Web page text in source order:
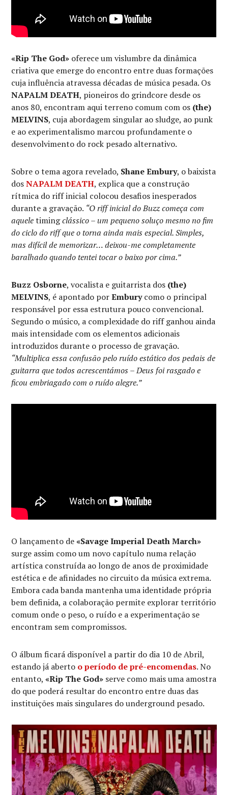
«Rip The God» oferece um vislumbre da dinâmica
criativa que emerge do encontro entre duas formações
cuja influência atravessa décadas de música pesada. Os
NAPALM DEATH, pioneiros do grindcore desde os
anos 80, encontram aqui terreno comum com os (the)
MELVINS, cuja abordagem singular ao sludge, ao punk
e ao experimentalismo marcou profundamente o
desenvolvimento do rock pesado alternativo.
Sobre o tema agora revelado, Shane Embury, o baixista
dosNAPALM DEATH, explica que a construção
rítmica do riff inicial colocou desafios inesperados
durante a gravação. “O riff inicial do Buzz começa com
aqueletimingclássico – um pequeno soluço mesmo no fim
do ciclo do riff que o torna ainda mais especial. Simples,
mas difícil de memorizar… deixou-me completamente
baralhado quando tentei tocar o baixo por cima.”
Buzz Osborne, vocalista e guitarrista dos (the)
MELVINS, é apontado porEmburycomo o principal
responsável por essa estrutura pouco convencional.
Segundo o músico, a complexidade do riff ganhou ainda
mais intensidade com os elementos adicionais
introduzidos durante o processo de gravação.
“Multiplica essa confusão pelo ruído estático dos pedais de
guitarra que todos acrescentámos – Deus foi rasgado e
ficou embriagado com o ruído alegre.”
O lançamento de«Savage Imperial Death March»
surge assim como um novo capítulo numa relação
artística construída ao longo de anos de proximidade
estética e de afinidades no circuito da música extrema.
Embora cada banda mantenha uma identidade própria
bem definida, a colaboração permite explorar território
comum onde o peso, o ruído e a experimentação se
encontram sem compromissos.
O álbum ficará disponível a partir do dia 10 de Abril,
estando já aberto o período de pré-encomendas. No
entanto,«Rip The God» serve como mais uma amostra
do que poderá resultar do encontro entre duas das
instituições mais singulares do underground pesado.